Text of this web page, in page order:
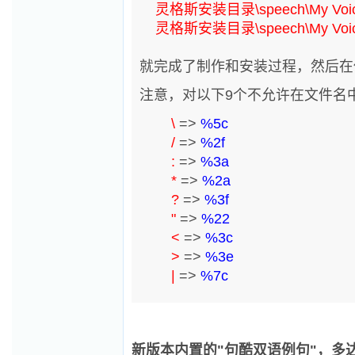
灵格斯安装目录\speech\My
灵格斯安装目录\speech\My
就完成了制作和安装过程，然后
注意，对以下9个不允许在文件
\ => %5c
/ => %2f
: => %3a
* => %2a
? => %3f
" => %22
< => %3c
> => %3e
=> %7c
新版本内置的"句酷双语例句"，多